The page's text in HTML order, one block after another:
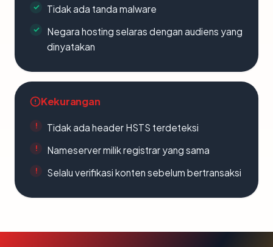
Tidak ada tanda malware
Negara hosting selaras dengan audiens yang
dinyatakan
Kekurangan
Tidak ada header HSTS terdeteksi
Nameserver milik registrar yang sama
Selalu verifikasi konten sebelum bertransaksi